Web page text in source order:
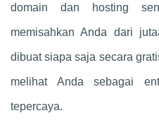
domain dan hosting
memisahkan Anda dari
dibuat siapa saja secara
melihat Anda sebagai
tepercaya.